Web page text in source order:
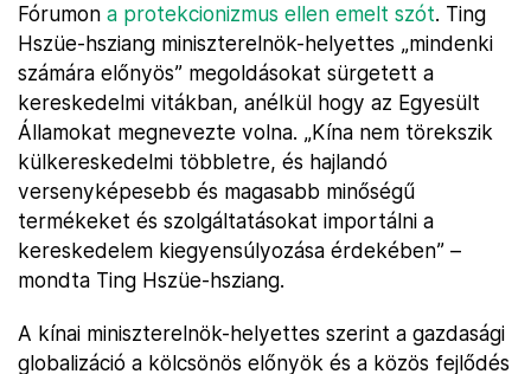
Fórumon a protekcionizmus ellen emelt szót. Ting
Hszüe-hsziang miniszterelnök-helyettes „mindenki
számára előnyös” megoldásokat sürgetett a
kereskedelmi vitákban, anélkül hogy az Egyesült
Államokat megnevezte volna. „Kína nem törekszik
külkereskedelmi többletre, és hajlandó
versenyképesebb és magasabb minőségű
termékeket és szolgáltatásokat importálni a
kereskedelem kiegyensúlyozása érdekében” –
mondta Ting Hszüe-hsziang.
A kínai miniszterelnök-helyettes szerint a gazdasági
globalizáció a kölcsönös előnyök és a közös fejlődés